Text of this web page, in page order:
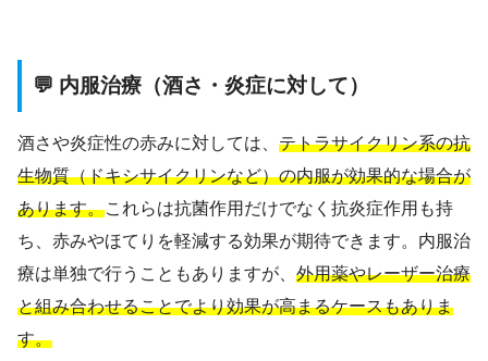
💬 内服治療（酒さ・炎症に対して）
酒さや炎症性の赤みに対しては、 テトラサイクリン系の抗
生物質（ドキシサイクリンなど）の内服が効果的な場合が
あります。これらは抗菌作用だけでなく抗炎症作用も持
ち、赤みやほてりを軽減する効果が期待できます。内服治
療は単独で行うこともありますが、 外用薬やレーザー治療
と組み合わせることでより効果が高まるケースもありま
す。